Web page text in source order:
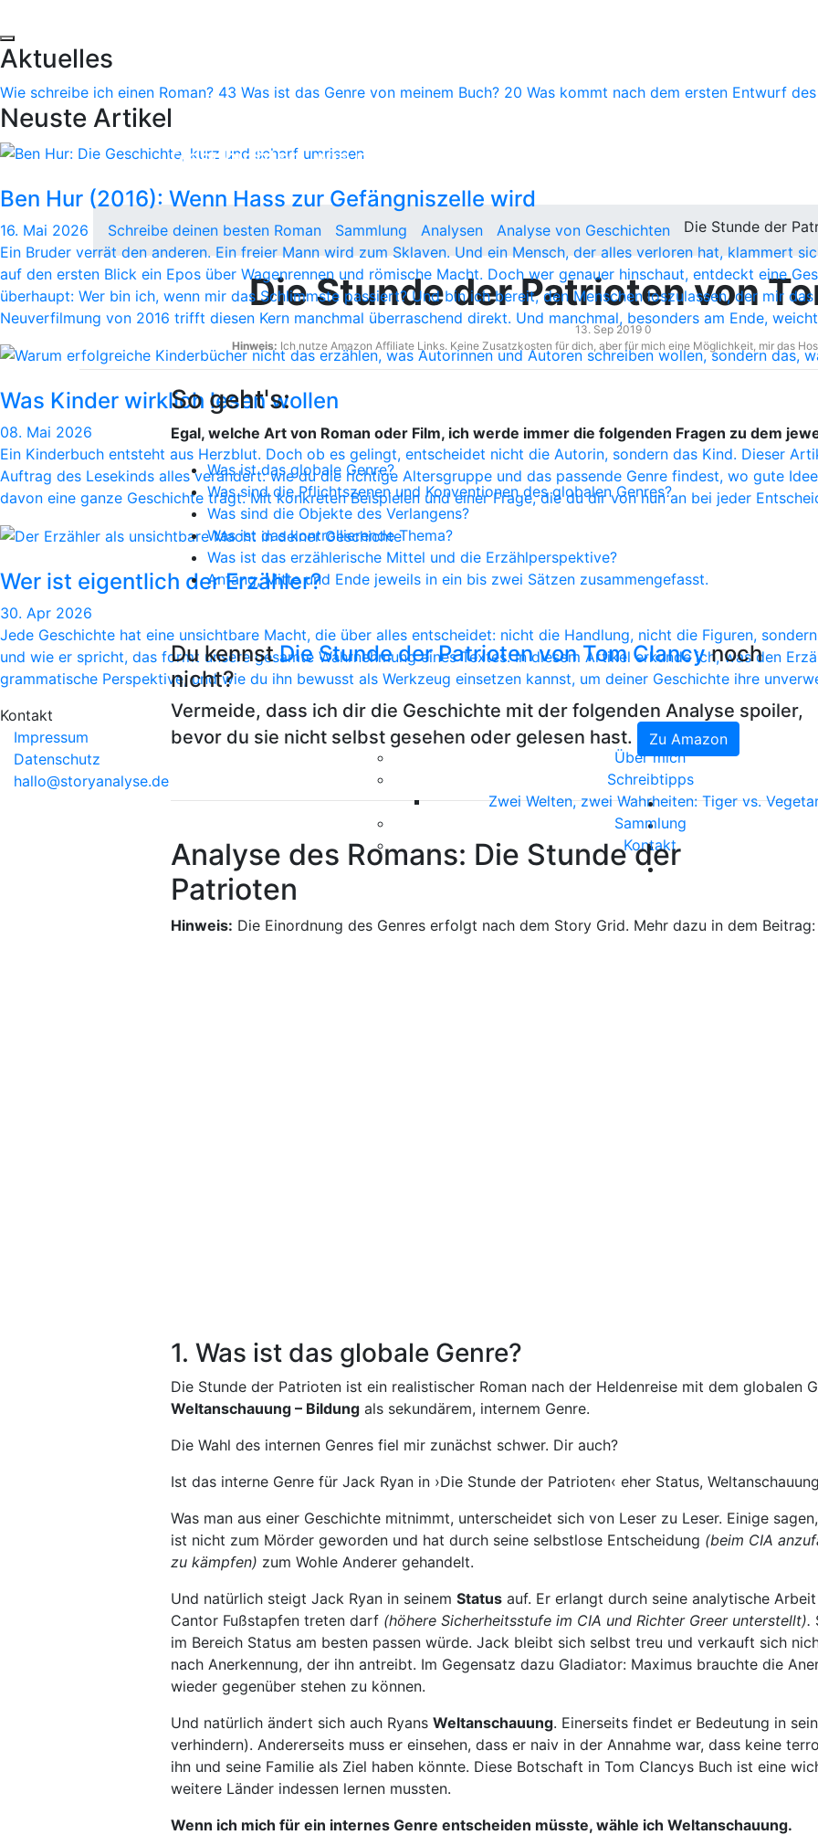
Kontakt
Impressum
Datenschutz
hallo@storyanalyse.de
Über mich
Schreibtipps
Zwei Welten, zwei Wahrheiten: Tiger vs.
Sammlung
Kontakt
Aktuelles
Wie schreibe ich einen Roman? 43 Was ist das Genre von meinem Buch? 20 Was kommt nach dem ersten Entwurf des
Neuste Artikel
Ben Hur (2016): Wenn Hass zur Gefängniszelle wird
16. Mai 2026
Ein Bruder verrät den anderen. Ein freier Mann wird zum Sklaven. Und ein Mensch, der alles verloren hat, klammert
auf den ersten Blick ein Epos über Wagenrennen und römische Macht. Doch wer genauer hinschaut, entdeckt eine
überhaupt: Wer bin ich, wenn mir das Schlimmste passiert? Und bin ich bereit, den Menschen loszulassen, der mir
Neuverfilmung von 2016 trifft diesen Kern manchmal überraschend direkt. Und manchmal, besonders am Ende,
Was Kinder wirklich lesen wollen
08. Mai 2026
Ein Kinderbuch entsteht aus Herzblut. Doch ob es gelingt, entscheidet nicht die Autorin, sondern das Kind. Dieser
Auftrag des Lesekinds alles verändert: wie du die richtige Altersgruppe und das passende Genre findest, wo gute
davon eine ganze Geschichte trägt. Mit konkreten Beispielen und einer Frage, die du dir von nun an bei jeder
Wer ist eigentlich der Erzähler?
30. Apr 2026
Jede Geschichte hat eine unsichtbare Macht, die über alles entscheidet: nicht die Handlung, nicht die Figuren,
und wie er spricht, das formt unsere gesamte Wahrnehmung eines Textes. In diesem Artikel erkunde ich, was den
grammatische Perspektive, und wie du ihn bewusst als Werkzeug einsetzen kannst, um deiner Geschichte ihre
Du willst deinen besten Politik-Thriller schreiben?
Dann lerne mit Hilfe der globalen Analyse von
Geschichten, wie man die Erwartungen der Leser
erfüllt.
Schreibe deinen besten Roman Sammlung Analysen Analyse von Geschichten Die Stunde der
Die Stunde der Patrioten von
13. Sep 2019 0
Hinweis: Ich nutze Amazon Affiliate Links. Keine Zusatzkosten für dich, aber für mich eine Möglichkeit, mir das
So geht's:
Egal, welche Art von Roman oder Film, ich werde immer die folgenden Fragen zu dem
Was ist das globale Genre?
Was sind die Pflichtszenen und Konventionen des globalen Genres?
Was sind die Objekte des Verlangens?
Was ist das kontrollierende Thema?
Was ist das erzählerische Mittel und die Erzählperspektive?
Anfang, Mitte und Ende jeweils in ein bis zwei Sätzen zusammengefasst.
Du kennstDie Stunde der Patrioten von Tom Clancynoch
nicht?
Vermeide, dass ich dir die Geschichte mit der folgenden Analyse spoiler,
bevor du sie nicht selbst gesehen oder gelesen hast.
Zu Amazon
Analyse des Romans: Die Stunde der
Patrioten
Hinweis: Die Einordnung des Genres erfolgt nach dem Story Grid. Mehr dazu in dem Beitrag:
1. Was ist das globale Genre?
Die Stunde der Patrioten ist ein realistischer Roman nach der Heldenreise mit dem globalen
Weltanschauung – Bildungals sekundärem, internem Genre.
Die Wahl des internen Genres fiel mir zunächst schwer. Dir auch?
Ist das interne Genre für Jack Ryan in ›Die Stunde der Patrioten‹ eher Status,
Was man aus einer Geschichte mitnimmt, unterscheidet sich von Leser zu Leser. Einige
ist nicht zum Mörder geworden und hat durch seine selbstlose Entscheidung (beim CIA
zu kämpfen) zum Wohle Anderer gehandelt.
Und natürlich steigt Jack Ryan in seinem Statusauf. Er erlangt durch seine analytische
Cantor Fußstapfen treten darf(höhere Sicherheitsstufe im CIA und Richter Greer unterstellt).
im Bereich Status am besten passen würde. Jack bleibt sich selbst treu und verkauft sich
nach Anerkennung, der ihn antreibt. Im Gegensatz dazu Gladiator: Maximus brauchte die
wieder gegenüber stehen zu können.
Und natürlich ändert sich auch Ryans Weltanschauung. Einerseits findet er Bedeutung in
verhindern). Andererseits muss er einsehen, dass er naiv in der Annahme war, dass keine
ihn und seine Familie als Ziel haben könnte. Diese Botschaft in Tom Clancys Buch ist eine
weitere Länder indessen lernen mussten.
Wenn ich mich für ein internes Genre entscheiden müsste, wähle ich Weltanschauung.